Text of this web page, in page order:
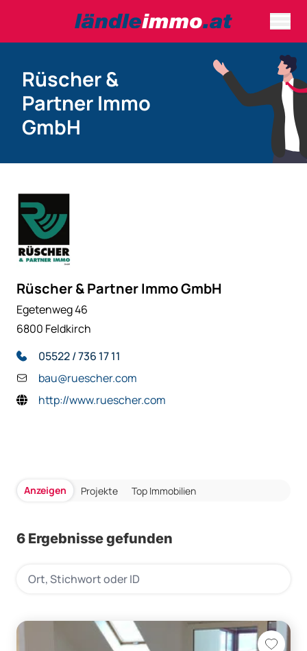
Rüscher &
Partner Immo
GmbH
Rüscher & Partner Immo GmbH
Egetenweg 46
6800 Feldkirch
05522 / 736 17 11
bau@ruescher.com
http://www.ruescher.com
Anzeigen Projekte Top Immobilien
6 Ergebnisse gefunden